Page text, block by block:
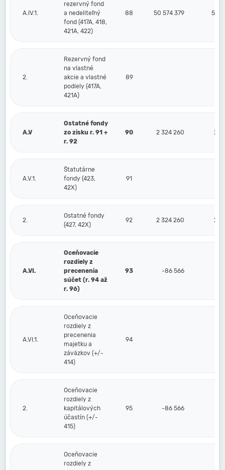
A.IV.1.
rezervný fond
a nedeliteľný
fond (417A, 418,
421A, 422)
88 50 574 379 50
2.
Rezervný fond
na vlastné
akcie a vlastné
podiely (417A,
421A)
89
A.V
Ostatné fondy
zo zisku r. 91 +
r. 92
90 2 324 260 2
A.V.1.
Štatutárne
fondy (423,
42X)
91
2.
Ostatné fondy
(427, 42X)
92 2 324 260 2
A.VI.
Oceňovacie
rozdiely z
precenenia
súčet (r. 94 až
r. 96)
93 -86 566
A.VI.1.
Oceňovacie
rozdiely z
precenenia
majetku a
záväzkov (+/-
414)
94
2.
Oceňovacie
rozdiely z
kapitálových
účastín (+/-
415)
95 -86 566
Oceňovacie
rozdiely z